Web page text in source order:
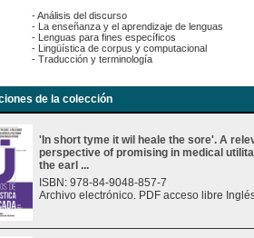
- Análisis del discurso
- La enseñanza y el aprendizaje de lenguas
- Lenguas para fines específicos
- Lingüística de corpus y computacional
- Traducción y terminología
de la colección
'In short tyme it wil heale the sore'. A
perspective of promising in medical
the earl ...
ISBN: 978-84-9048-857-7
Archivo electrónico. PDF acceso libre